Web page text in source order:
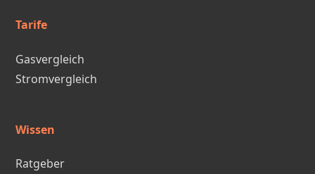
Tarife
Gasvergleich
Stromvergleich
Wissen
Ratgeber